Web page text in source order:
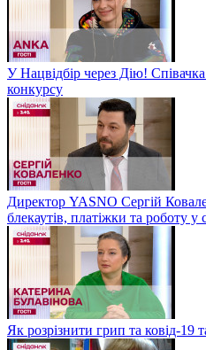
У Нацвідбір через Дію!
конкурсу
Директор YASNO Сергій
блекаутів, платіжки та роботу у
Як розрізнити грип та ковід-19